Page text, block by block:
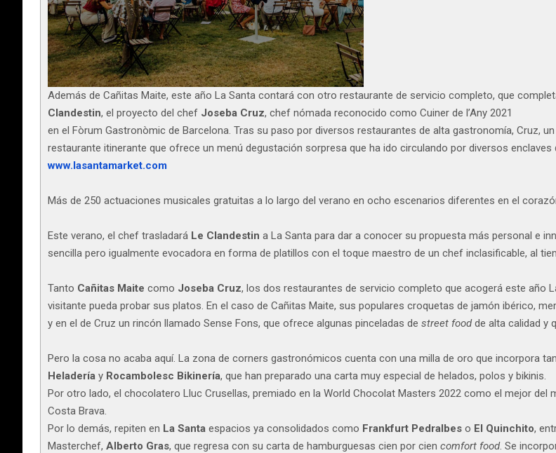
Además de Cañitas Maite, este año La Santa contará con otro restaurante de servicio completo, que
Clandestin, el proyecto del chef Joseba Cruz, chef nómada reconocido como Cuiner de l’Any 2021
en el Fòrum Gastronòmic de Barcelona. Tras su paso por diversos restaurantes de alta gastronomía, Cruz,
restaurante itinerante que ofrece un menú degustación sorpresa que ha ido circulando por diversos
www.lasantamarket.com
Más de 250 actuaciones musicales gratuitas a lo largo del verano en ocho escenarios diferentes en el
Este verano, el chef trasladará Le Clandestin a La Santa para dar a conocer su propuesta más personal e
sencilla pero igualmente evocadora en forma de platillos con el toque maestro de un chef inclasificable, al
Tanto Cañitas Maite como Joseba Cruz, los dos restaurantes de servicio completo que acogerá este año
visitante pueda probar sus platos. En el caso de Cañitas Maite, sus populares croquetas de jamón ibérico,
y en el de Cruz un rincón llamado Sense Fons, que ofrece algunas pinceladas de street foodde alta calidad y
Pero la cosa no acaba aquí. La zona de corners gastronómicos cuenta con una milla de oro que incorpora
Heladería y Rocambolesc Bikinería, que han preparado una carta muy especial de helados, polos y bikinis.
Por otro lado, el chocolatero Lluc Crusellas, premiado en la World Chocolat Masters 2022 como el mejor
Costa Brava.
Por lo demás, repiten en La Santa espacios ya consolidados como Frankfurt Pedralbes o El Quinchito,
Masterchef, Alberto Gras, que regresa con su carta de hamburguesas cien por cien comfort food. Se